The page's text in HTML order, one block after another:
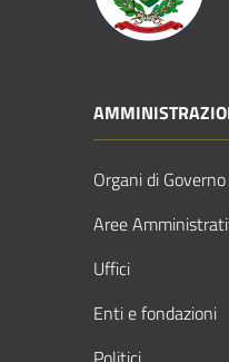
Organi di Governo
Aree
Uffici
Enti e fondazioni